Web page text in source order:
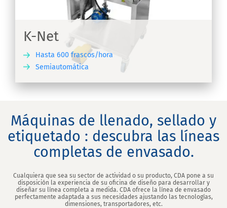
K-Net
Hasta 600 frascos/hora
Semiautomática
Máquinas de llenado, sellado y
etiquetado : descubra las líneas
completas de envasado.
Cualquiera que sea su sector de actividad o su producto, CDA pone a su
disposición la experiencia de su oficina de diseño para desarrollar y
diseñar su línea completa a medida. CDA ofrece la línea de envasado
perfectamente adaptada a sus necesidades ajustando las tecnologías,
dimensiones, transportadores, etc.